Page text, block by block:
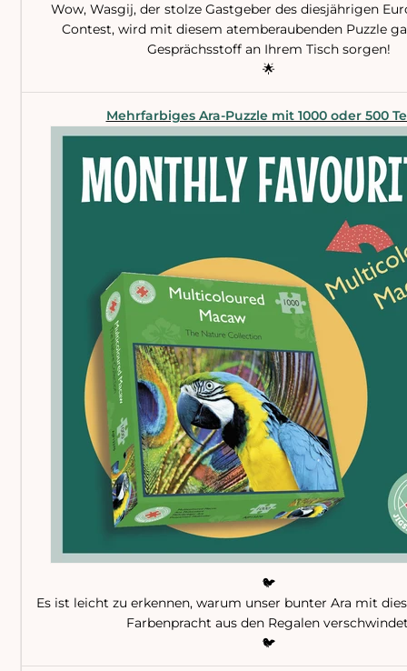
Wow, Wasgij, der stolze Gastgeber des diesjährigen
Contest, wird mit diesem atemberaubenden Puzzle
Gesprächsstoff an Ihrem Tisch sorgen!
🌟
Mehrfarbiges Ara-Puzzle mit 1000 oder 500
🐦
Es ist leicht zu erkennen, warum unser bunter Ara mit
Farbenpracht aus den Regalen
🐦